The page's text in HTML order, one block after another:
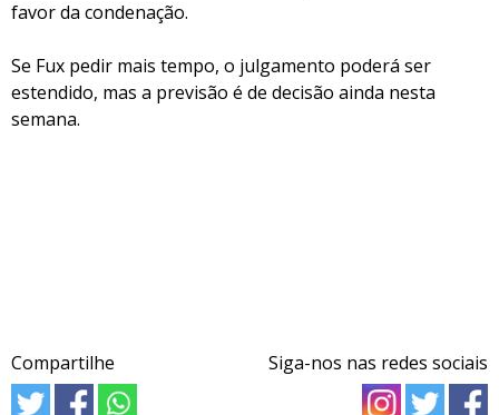
favor da condenação.
Se Fux pedir mais tempo, o julgamento poderá ser
estendido, mas a previsão é de decisão ainda nesta
semana.
Compartilhe Siga-nos nas redes sociais